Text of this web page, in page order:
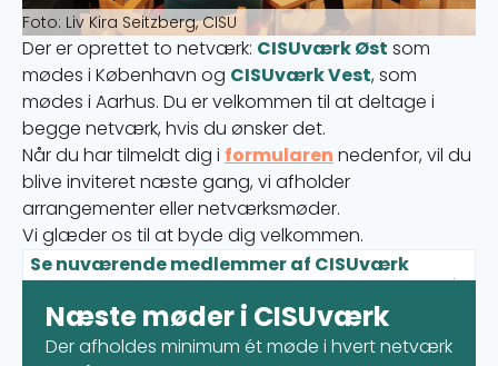
Foto: Liv Kira Seitzberg, CISU
Der er oprettet to netværk: CISUværk Øst som
mødes i København og CISUværk Vest, som
mødes i Aarhus. Du er velkommen til at deltage i
begge netværk, hvis du ønsker det.
Når du har tilmeldt dig i formularen nedenfor, vil du
blive inviteret næste gang, vi afholder
arrangementer eller netværksmøder.
Vi glæder os til at byde dig velkommen.
Se nuværende medlemmer af CISUværk
Act for Life - AIP Foundation Denmark - Africa-Asia
Impact - Aktion Amazonas - Aktion Børnehjælp -
Næste møder i CISUværk
Der afholdes minimum ét møde i hvert netværk